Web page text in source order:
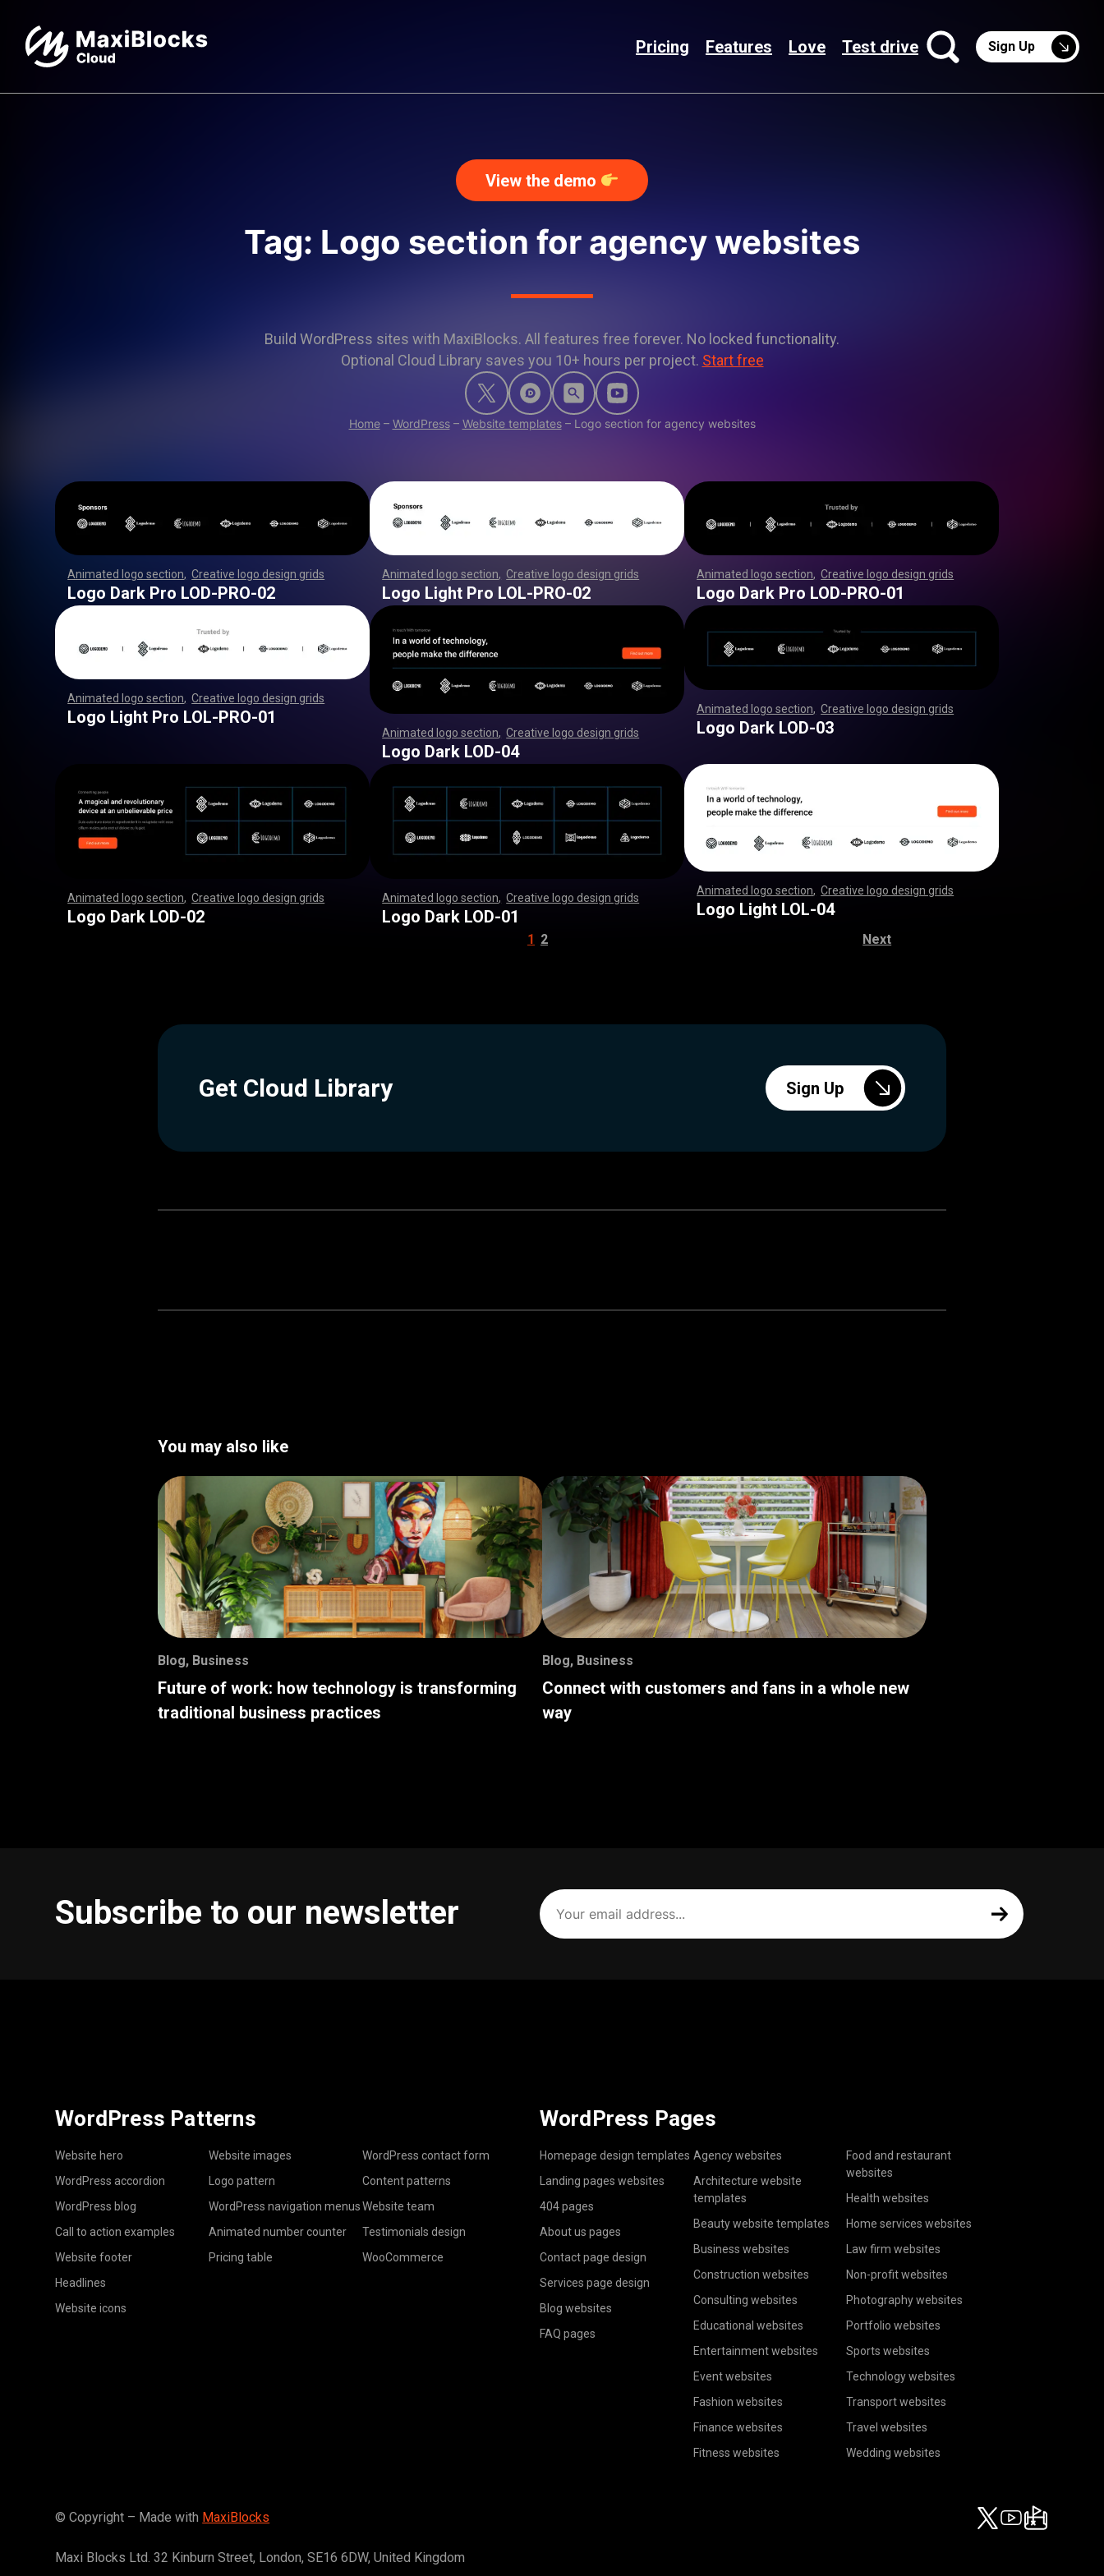
Pricing Features Love Test drive Sign Up
View the demo
Tag: Logo section for agency websites
Build WordPress sites with MaxiBlocks. All features free forever. No locked functionality.
Optional Cloud Library saves you 10+ hours per project. Start free
Home– WordPress– Website templates– Logo section for agency websites
Animated logo section ,Creative logo design grids
,,,,,,,,,,,,,,,,,,,,,,,,, ,,,,,,,,,,,,,,,,,,,,,,,,,,,,
,,,,,,,,,,,,,,,,,,,,,,,,, ,,,,,,,,,,,,,,,,,,,,,,,,,,,
Logo Dark Pro LOD-PRO-02
Animated logo section ,Creative logo design grids
,,,,,,,,,,,,,,,,,,,,,,,, ,,,,,,,,,,,,,,,,,,,,,,,,,,,,
,,,,,,,,,,,,,,,,,,,,,,,, ,,,,,,,,,,,,,,,,,,,,,,,,,,,
Logo Light Pro LOL-PRO-02
Animated logo section ,Creative logo design grids
,,,,,,,,,,,,,,,,,,,,,,,, ,,,,,,,,,,,,,,,,,,,,,,,,,,,,
,,,,,,,,,,,,,,,,,,,,,,,, ,,,,,,,,,,,,,,,,,,,,,,,,,,,
Logo Dark Pro LOD-PRO-01
Animated logo section ,Creative logo design grids
,,,,,,,,,,,,,,,,,,,,,,,,, ,,,,,,,,,,,,,,,,,,,,,,,,,,,,
,,,,,,,,,,,,,,,,,,,,,,,,, ,,,,,,,,,,,,,,,,,,,,,,,,,,,
Logo Light Pro LOL-PRO-01
Animated logo section ,Creative logo design grids
,,,,,,,,,,,,,,,,,,,,,,,,, ,,,,,,,,,,,,,,,,,,,,,,,,,,,,
,,,,,,,,,,,,,,,,,,,,,,,,, ,,,,,,,,,,,,,,,,,,,,,,,,,,,
Logo Dark LOD-04
Animated logo section ,Creative logo design grids
,,,,,,,,,,,,,,,,,,,,,,,,, ,,,,,,,,,,,,,,,,,,,,,,,,,,,,
,,,,,,,,,,,,,,,,,,,,,,,,, ,,,,,,,,,,,,,,,,,,,,,,,,,,,
Logo Dark LOD-03
Animated logo section ,Creative logo design grids
,,,,,,,,,,,,,,,,,,,,,,,,, ,,,,,,,,,,,,,,,,,,,,,,,,,,,,
,,,,,,,,,,,,,,,,,,,,,,,,, ,,,,,,,,,,,,,,,,,,,,,,,,,,,
Logo Dark LOD-02
Animated logo section ,Creative logo design grids
,,,,,,,,,,,,,,,,,,,,,,,,, ,,,,,,,,,,,,,,,,,,,,,,,,,,,,
,,,,,,,,,,,,,,,,,,,,,,,,, ,,,,,,,,,,,,,,,,,,,,,,,,,,,
Logo Dark LOD-01
Animated logo section ,Creative logo design grids
,,,,,,,,,,,,,,,,,,,,,,,,, ,,,,,,,,,,,,,,,,,,,,,,,,,,,,
,,,,,,,,,,,,,,,,,,,,,,,,, ,,,,,,,,,,,,,,,,,,,,,,,,,,,
Logo Light LOL-04
1 2 Next
Get Cloud Library Sign Up
You may also like
Blog, Business
Future of work: how technology is transforming
traditional business practices
Blog, Business
Connect with customers and fans in a whole new
way
Subscribe to our newsletter
Your
email
address
(Required)
WordPress Patterns
Website hero
WordPress accordion
WordPress blog
Call to action examples
Website footer
Headlines
Website icons
Website images
Logo pattern
WordPress navigation menus
Animated number counter
Pricing table
WordPress contact form
Content patterns
Website team
Testimonials design
WooCommerce
WordPress Pages
Homepage design templates
Landing pages websites
404 pages
About us pages
Contact page design
Services page design
Blog websites
FAQ pages
Agency websites
Architecture website
templates
Beauty website templates
Business websites
Construction websites
Consulting websites
Educational websites
Entertainment websites
Event websites
Fashion websites
Finance websites
Fitness websites
Food and restaurant
websites
Health websites
Home services websites
Law firm websites
Non-profit websites
Photography websites
Portfolio websites
Sports websites
Technology websites
Transport websites
Travel websites
Wedding websites
© Copyright – Made with MaxiBlocks
Maxi Blocks Ltd. 32 Kinburn Street, London, SE16 6DW, United Kingdom